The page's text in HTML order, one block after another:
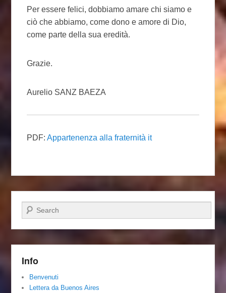
Per essere felici, dobbiamo amare chi siamo e
ciò che abbiamo, come dono e amore di Dio,
come parte della sua eredità.
Grazie.
Aurelio SANZ BAEZA
PDF:Appartenenza alla fraternità it
Cerca
Info
Benvenuti
Lettera da Buenos Aires